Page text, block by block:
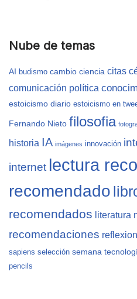
Nube de temas
AI budismo cambio ciencia citas
comunicación política
estoicismo diario estoicismo en
Fernando Nieto filosofia
historia IA imágenes innovación
internet lectura
recomendado
recomendados literatura
recomendaciones
sapiens selección semana
pencils